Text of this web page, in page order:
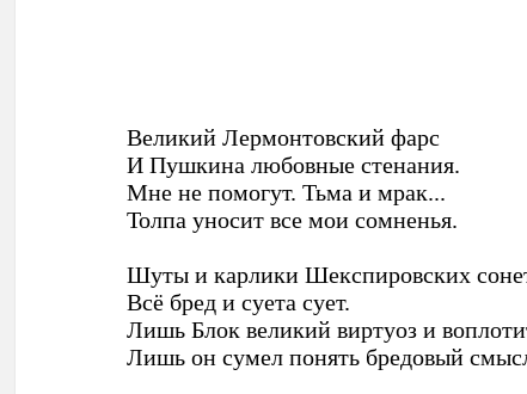
Великий Лермонтовский фарс
И Пушкина любовные стенания.
Мне не помогут. Тьма и мрак...
Толпа уносит все мои сомненья.
Шуты и карлики Шекспировских
Всё бред и суета сует.
Лишь Блок великий виртуоз и
Лишь он сумел понять бредовый